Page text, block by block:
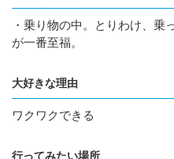
・乗り物の中。とりわけ、乗
が一番至福。
大好きな理由
ワクワクできる
行ってみたい場所